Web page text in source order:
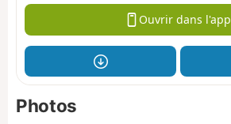
Ouvrir dans l'app
Photos